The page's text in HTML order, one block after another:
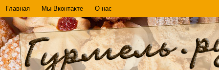
Главная Мы Вконтакте О нас